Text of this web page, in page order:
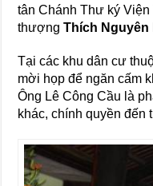
tân Chánh Thư ký
thượngThích Nguyên
Tại các khu dân cư
mời họp để ngăn cấm
Ông Lê Công Cầu là
khác, chính quyền đến